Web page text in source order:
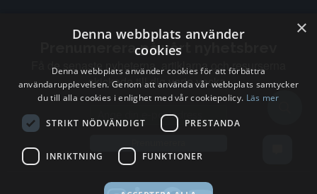
Prenumerera på vårt nyhetsbrev
Få de senaste nyheterna, artiklarna och resurserna
skickade till dig varje vecka.
×
Denna webbplats använder
cookies
Denna webbplats använder cookies för att förbättra
användarupplevelsen. Genom att använda vår webbplats samtycker
du till alla cookies i enlighet med vår cookiepolicy. Läs mer
STRIKT NÖDVÄNDIGT PRESTANDA
INRIKTNING FUNKTIONER